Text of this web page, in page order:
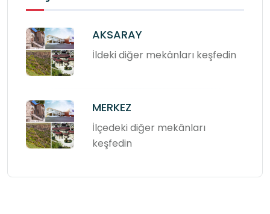
AKSARAY
İldeki diğer mekânları keşfedin
MERKEZ
İlçedeki diğer mekânları
keşfedin